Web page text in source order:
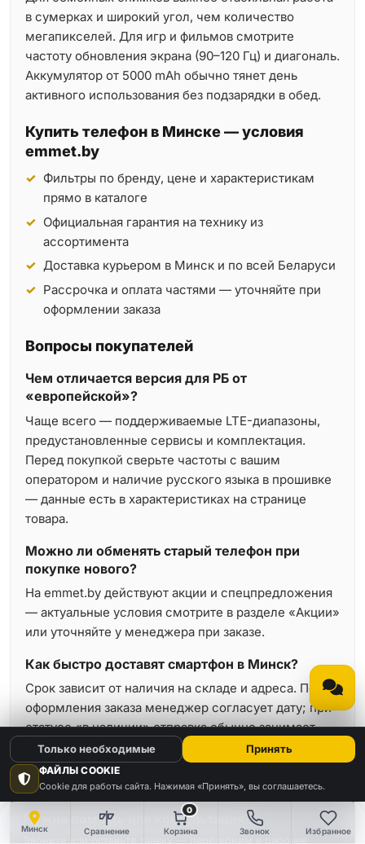
Минск Сравнение
0
Корзина Звонок Избранное
в сумерках и широкий угол, чем количество
мегапикселей. Для игр и фильмов смотрите
частоту обновления экрана (90–120 Гц) и диагональ.
Аккумулятор от 5000 mAh обычно тянет день
активного использования без подзарядки в обед.
Купить телефон в Минске — условия
emmet.by
Фильтры по бренду, цене и характеристикам
прямо в каталоге
Официальная гарантия на технику из
ассортимента
Доставка курьером в Минск и по всей Беларуси
Рассрочка и оплата частями — уточняйте при
оформлении заказа
Вопросы покупателей
Чем отличается версия для РБ от
«европейской»?
Чаще всего — поддерживаемые LTE-диапазоны,
предустановленные сервисы и комплектация.
Перед покупкой сверьте частоты с вашим
оператором и наличие русского языка в прошивке
— данные есть в характеристиках на странице
товара.
Можно ли обменять старый телефон при
покупке нового?
На emmet.by действуют акции и спецпредложения
— актуальные условия смотрите в разделе «Акции»
или уточняйте у менеджера при заказе.
Как быстро доставят смартфон в Минск?
Срок зависит от наличия на складе и адреса. После
оформления заказа менеджер согласует дату; при
статусе «в наличии» отправка обычно занимает
минимальное время.
Нужна помощь или консультация?
ФАЙЛЫ COOKIE
Cookie для работы сайта. Нажимая «Принять», вы соглашаетесь.
Только необходимые Принять